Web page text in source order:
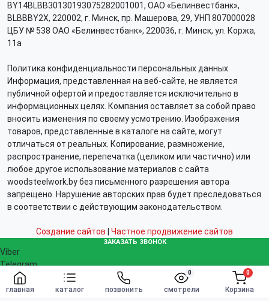
главная каталог смотрели
0
позвонить Корзина
0
Заказать
BY14BLBB30130193075282001001, ОАО «Белинвестбанк»,
BLBBBY2X, 220002, г. Минск, пр. Машерова, 29, УНП 807000028
ЦБУ № 538 ОАО «Белинвестбанк», 220036, г. Минск, ул. Коржа,
11а
Политика конфиденциальности персональных данных
Информация, представленная на веб-сайте, не является
публичной офертой и предоставляется исключительно в
информационных целях. Компания оставляет за собой право
вносить изменения по своему усмотрению. Изображения
товаров, представленные в каталоге на сайте, могут
отличаться от реальных. Копирование, размножение,
распространение, перепечатка (целиком или частично) или
любое другое использование материалов с сайта
woodsteelwork.by без письменного разрешения автора
запрещено. Нарушение авторских прав будет преследоваться
в соответствии с действующим законодательством.
Создание сайтов Частное продвижение сайтов
ЗАКАЗАТЬ ЗВОНОК
Viber
Telegram
WhatsApp
info@woodsteelwork.by